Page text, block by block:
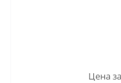
Цена